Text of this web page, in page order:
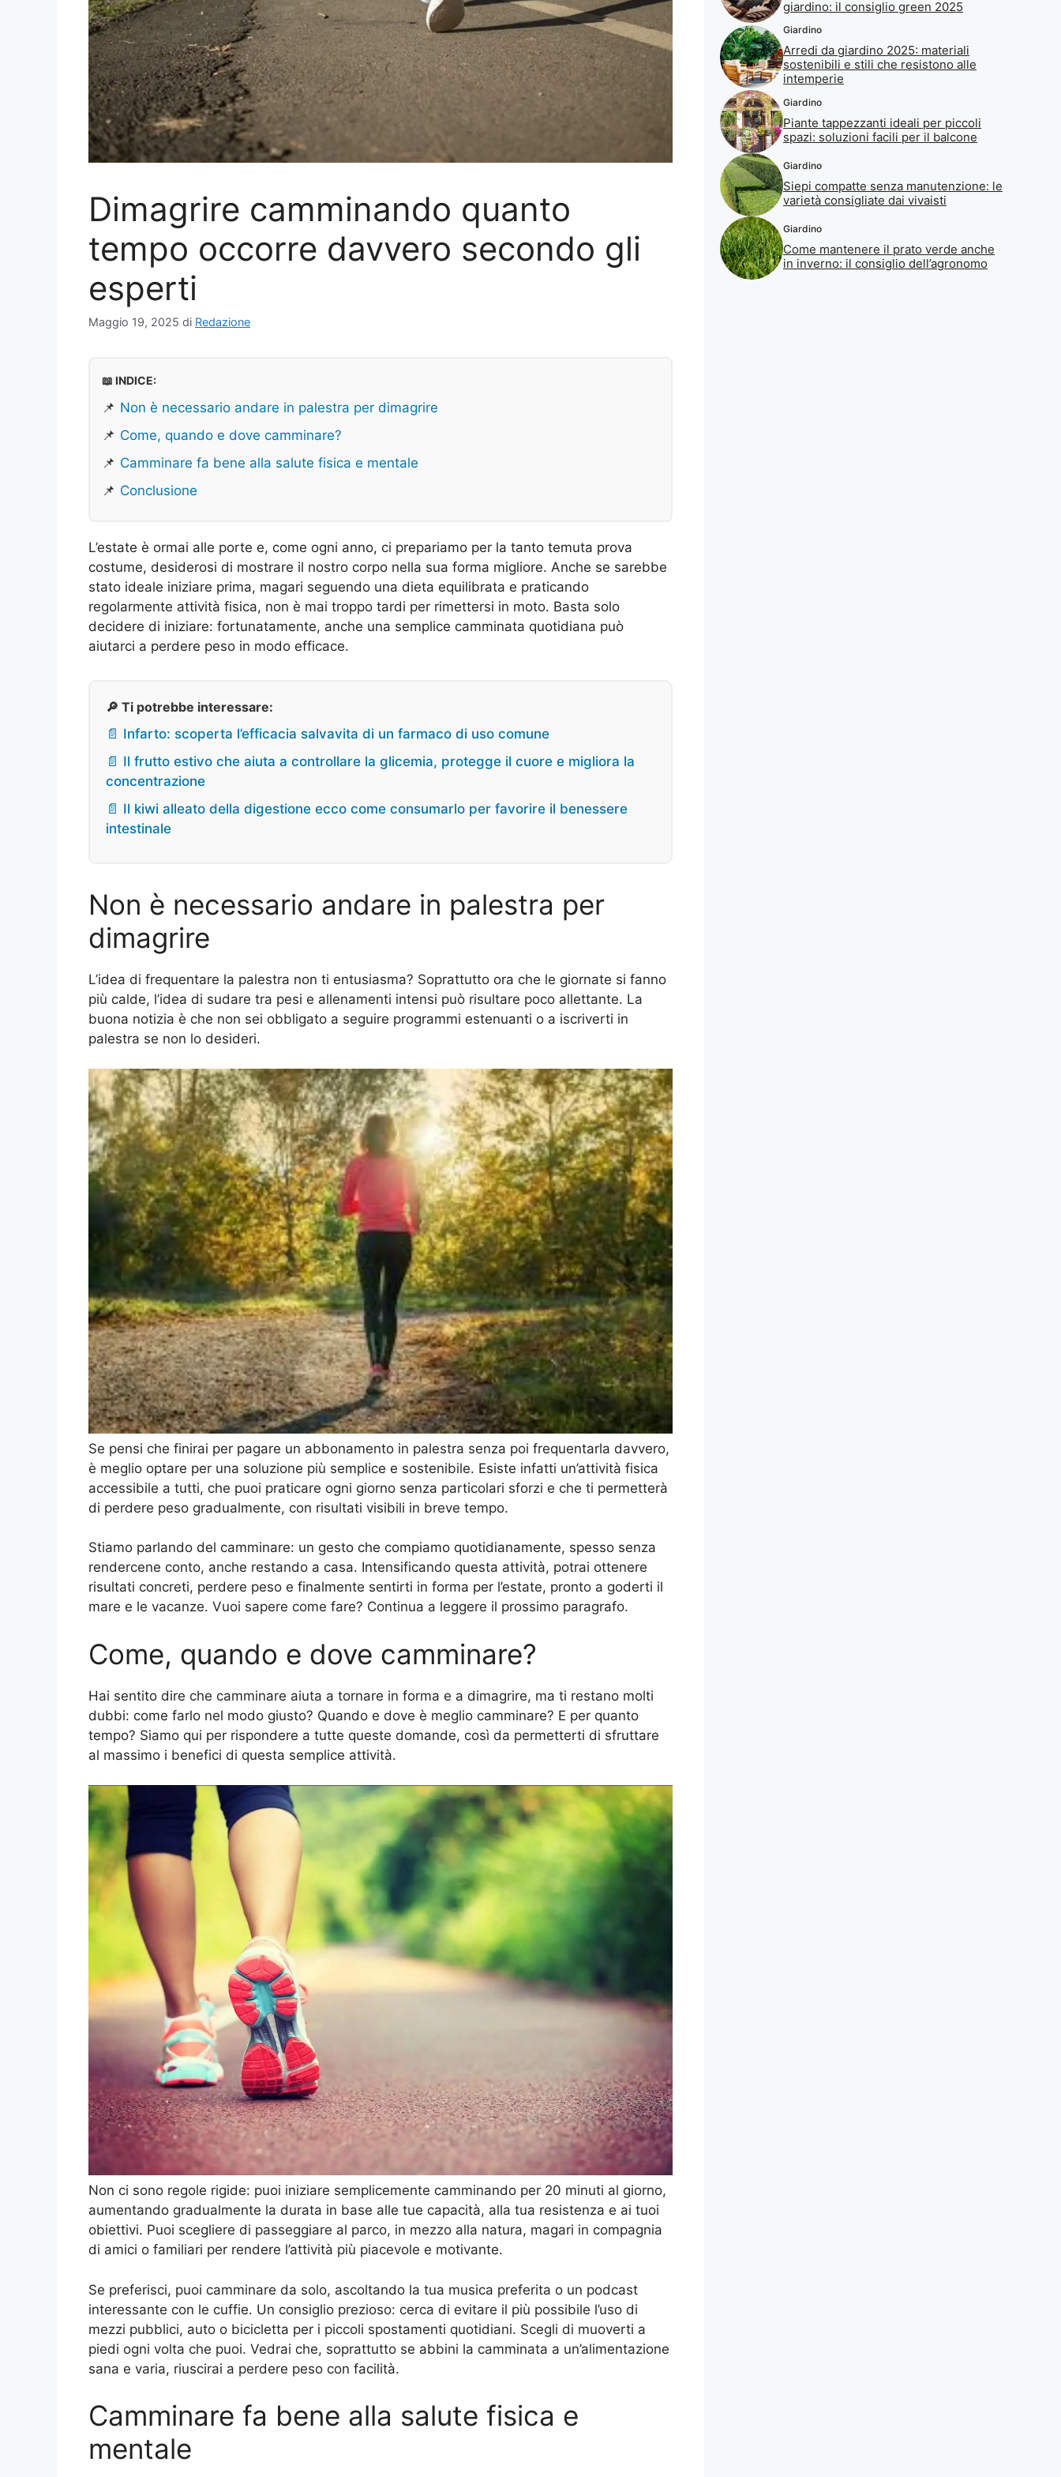
Dimagrire camminando quanto
tempo occorre davvero secondo gli
esperti
Maggio 19, 2025 di Redazione
📖 INDICE:
📌 Non è necessario andare in palestra per dimagrire
📌 Come, quando e dove camminare?
📌 Camminare fa bene alla salute fisica e mentale
📌 Conclusione
L’estate è ormai alle porte e, come ogni anno, ci prepariamo per la tanto temuta prova
costume, desiderosi di mostrare il nostro corpo nella sua forma migliore. Anche se sarebbe
stato ideale iniziare prima, magari seguendo una dieta equilibrata e praticando
regolarmente attività fisica, non è mai troppo tardi per rimettersi in moto. Basta solo
decidere di iniziare: fortunatamente, anche una semplice camminata quotidiana può
aiutarci a perdere peso in modo efficace.
🔎 Ti potrebbe interessare:
📄 Infarto: scoperta l’efficacia salvavita di un farmaco di uso comune
📄 Il frutto estivo che aiuta a controllare la glicemia, protegge il cuore e migliora la
concentrazione
📄 Il kiwi alleato della digestione ecco come consumarlo per favorire il benessere
intestinale
Non è necessario andare in palestra per
dimagrire
L’idea di frequentare la palestra non ti entusiasma? Soprattutto ora che le giornate si fanno
più calde, l’idea di sudare tra pesi e allenamenti intensi può risultare poco allettante. La
buona notizia è che non sei obbligato a seguire programmi estenuanti o a iscriverti in
palestra se non lo desideri.
Se pensi che finirai per pagare un abbonamento in palestra senza poi frequentarla davvero,
è meglio optare per una soluzione più semplice e sostenibile. Esiste infatti un’attività fisica
accessibile a tutti, che puoi praticare ogni giorno senza particolari sforzi e che ti permetterà
di perdere peso gradualmente, con risultati visibili in breve tempo.
Stiamo parlando del camminare: un gesto che compiamo quotidianamente, spesso senza
rendercene conto, anche restando a casa. Intensificando questa attività, potrai ottenere
risultati concreti, perdere peso e finalmente sentirti in forma per l’estate, pronto a goderti il
mare e le vacanze. Vuoi sapere come fare? Continua a leggere il prossimo paragrafo.
Come, quando e dove camminare?
Hai sentito dire che camminare aiuta a tornare in forma e a dimagrire, ma ti restano molti
dubbi: come farlo nel modo giusto? Quando e dove è meglio camminare? E per quanto
tempo? Siamo qui per rispondere a tutte queste domande, così da permetterti di sfruttare
al massimo i benefici di questa semplice attività.
Non ci sono regole rigide: puoi iniziare semplicemente camminando per 20 minuti al giorno,
aumentando gradualmente la durata in base alle tue capacità, alla tua resistenza e ai tuoi
obiettivi. Puoi scegliere di passeggiare al parco, in mezzo alla natura, magari in compagnia
di amici o familiari per rendere l’attività più piacevole e motivante.
Se preferisci, puoi camminare da solo, ascoltando la tua musica preferita o un podcast
interessante con le cuffie. Un consiglio prezioso: cerca di evitare il più possibile l’uso di
mezzi pubblici, auto o bicicletta per i piccoli spostamenti quotidiani. Scegli di muoverti a
piedi ogni volta che puoi. Vedrai che, soprattutto se abbini la camminata a un’alimentazione
sana e varia, riuscirai a perdere peso con facilità.
Camminare fa bene alla salute fisica e
mentale
giardino: il consiglio green 2025
Giardino
Arredi da giardino 2025: materiali
sostenibili e stili che resistono alle
intemperie
Giardino
Piante tappezzanti ideali per piccoli
spazi: soluzioni facili per il balcone
Giardino
Siepi compatte senza manutenzione: le
varietà consigliate dai vivaisti
Giardino
Come mantenere il prato verde anche
in inverno: il consiglio dell’agronomo